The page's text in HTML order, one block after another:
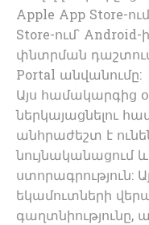
Apple App Store-
Store-ում՝
փնտրման
Portal անվանումը:
Այս համակարգից
ներկայացնելու
անհրաժեշտ է
նույնականացում
ստորագրություն:
եկամուտների
գաղտնիությունը,